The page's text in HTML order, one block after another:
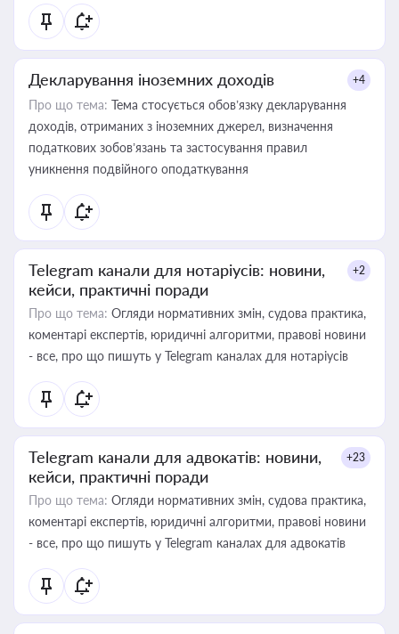
Декларування іноземних доходів +4
Про що тема: Тема стосується обов’язку декларування
доходів, отриманих з іноземних джерел, визначення
податкових зобов’язань та застосування правил
уникнення подвійного оподаткування
Telegram канали для нотаріусів: новини,
кейси, практичні поради
+2
Про що тема: Огляди нормативних змін, судова практика,
коментарі експертів, юридичні алгоритми, правові новини
- все, про що пишуть у Telegram каналах для нотаріусів
Telegram канали для адвокатів: новини,
кейси, практичні поради
+23
Про що тема: Огляди нормативних змін, судова практика,
коментарі експертів, юридичні алгоритми, правові новини
- все, про що пишуть у Telegram каналах для адвокатів